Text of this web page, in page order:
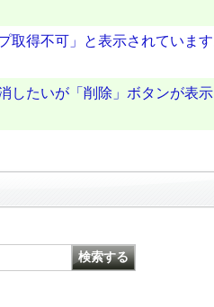
取得不可」と表示されていま
したいが「削除」ボタンが表